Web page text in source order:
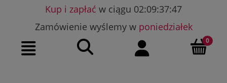
Kup i zapłać w ciągu 02:09:37:46
Zamówienie wyślemy w poniedziałek